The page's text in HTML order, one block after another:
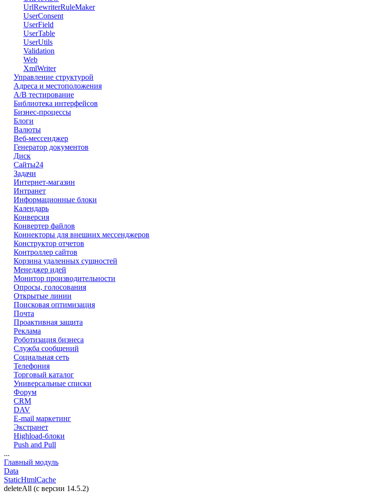
UrlRewriterRuleMaker
UserConsent
UserField
UserTable
UserUtils
Validation
Web
XmlWriter
Управление структурой
Адреса и местоположения
А/В тестирование
Библиотека интерфейсов
Бизнес-процессы
Блоги
Валюты
Веб-мессенджер
Генератор документов
Диск
Сайты24
Задачи
Интернет-магазин
Интранет
Информационные блоки
Календарь
Конверсия
Конвертер файлов
Коннекторы для внешних мессенджеров
Конструктор отчетов
Контроллер сайтов
Корзина удаленных сущностей
Менеджер идей
Монитор производительности
Опросы, голосования
Открытые линии
Поисковая оптимизация
Почта
Проактивная защита
Реклама
Роботизация бизнеса
Служба сообщений
Социальная сеть
Телефония
Торговый каталог
Универсальные списки
Форум
CRM
DAV
E-mail маркетинг
Экстранет
Highload-блоки
Push and Pull
...
Главный модуль
Data
StaticHtmlCache
deleteAll (с версии 14.5.2)